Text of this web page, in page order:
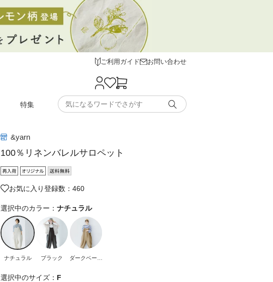
ご利用ガイド お問い合わせ
特集
&yarn
100％リネンバレルサロペット
お気に入り登録数：460
選択中のカラー： ナチュラル
ナチュラル ブラック
ダークベージ
選択中のサイズ： F